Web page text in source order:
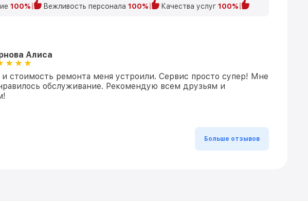
100% Вежливость персонала 100% Качества услуг 100%
Алиса
и стоимость ремонта меня устроили. Сервис просто супер! Мне
обслуживание. Рекомендую всем друзьям и
Больше отзывов